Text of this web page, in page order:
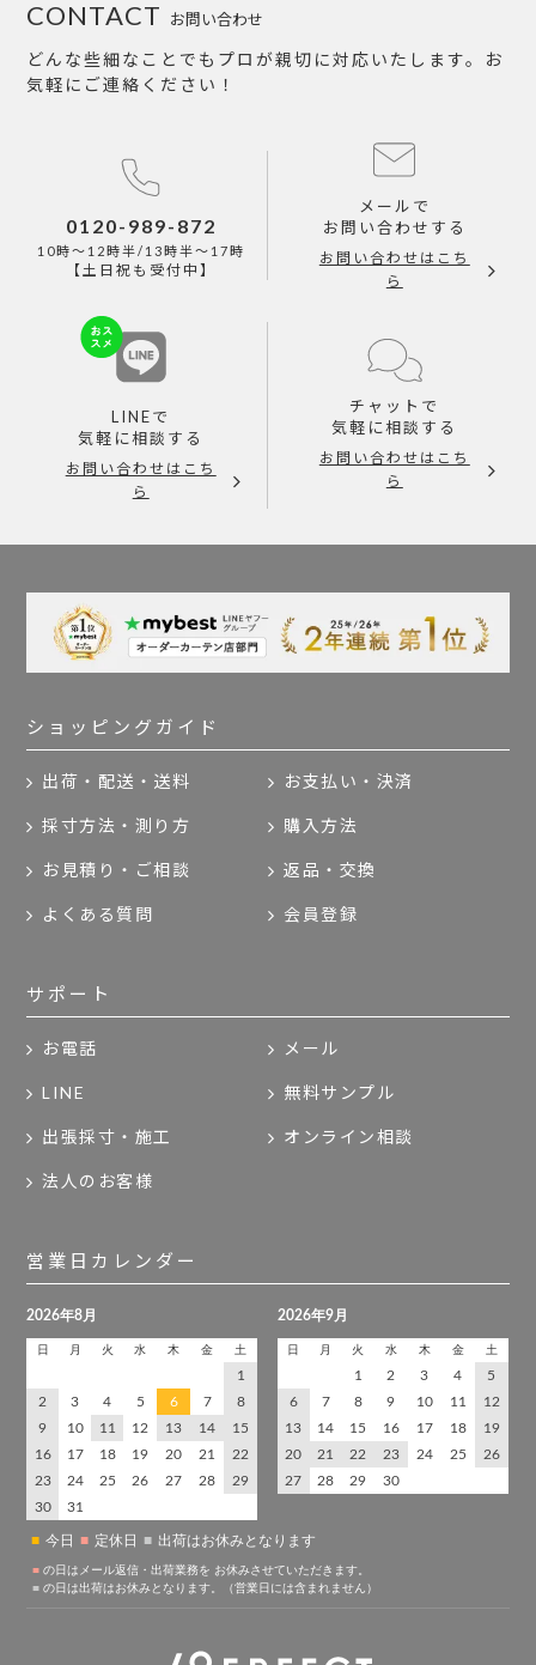
お問い合わせ
CONTACT
どんな些細なことでもプロが親切に対応いたします。お
気軽にご連絡ください！
0120-989-872
10時～12時半/13時半～17時
【土日祝も受付中】
メールで
お問い合わせする
お問い合わせはこち
ら
LINEで
気軽に相談する
お問い合わせはこち
ら
チャットで
気軽に相談する
お問い合わせはこち
ら
ショッピングガイド
出荷・配送・送料 お支払い・決済
採寸方法・測り方 購入方法
お見積り・ご相談 返品・交換
よくある質問 会員登録
サポート
お電話 メール
LINE 無料サンプル
出張採寸・施工 オンライン相談
法人のお客様
営業日カレンダー